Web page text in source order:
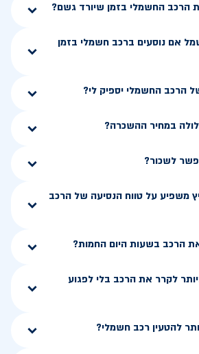
הרכב החשמלי בזמן שיורד גשם?
אם נוסעים ברכב חשמלי בזמן
הרכב החשמלי יספיק לי?
במחיר ההשכרה?
לשכור?
משפיע על טווח הנסיעה של הרכב
הרכב בשעות היום החמות?
לקרר את הרכב בלי לפגוע
להטעין רכב חשמלי?